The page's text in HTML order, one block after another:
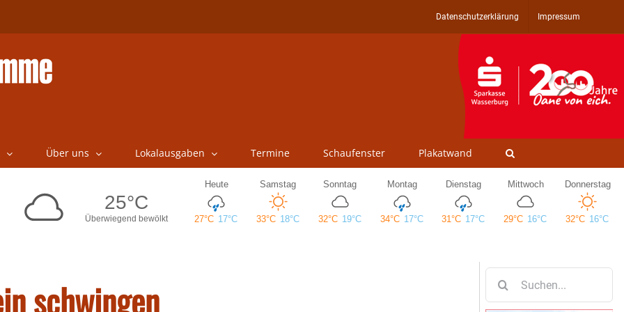
Datenschutzerklärung Impressum
Über uns Lokalausgaben Termine Schaufenster Plakatwand
schwingen
nach: